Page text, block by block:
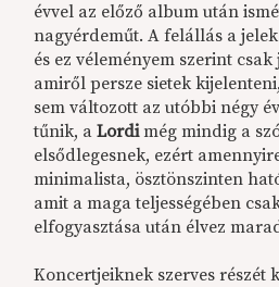
évvel az előző album után
nagyérdeműt. A felállás a
és ez véleményem szerint
amiről persze sietek
sem változott az utóbbi négy
tűnik, aLordimég mindig a
elsődlegesnek, ezért
minimalista, ösztönszinten
amit a maga teljességében
elfogyasztása után élvez
Koncertjeiknek szerves részét